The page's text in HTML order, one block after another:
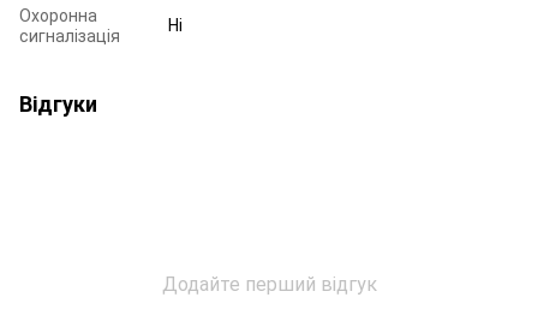
Охоронна
сигналізація
Ні
Відгуки
Додайте перший відгук